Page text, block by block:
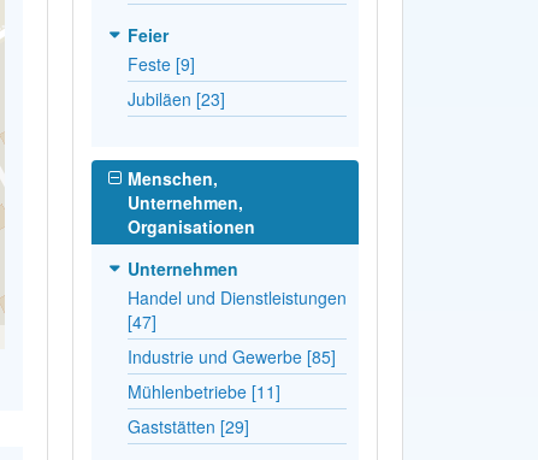
Feier
Feste [9]
Jubiläen [23]
Menschen,
Unternehmen,
Organisationen
Unternehmen
Handel und Dienstleistungen
[47]
Industrie und Gewerbe [85]
Mühlenbetriebe [11]
Gaststätten [29]